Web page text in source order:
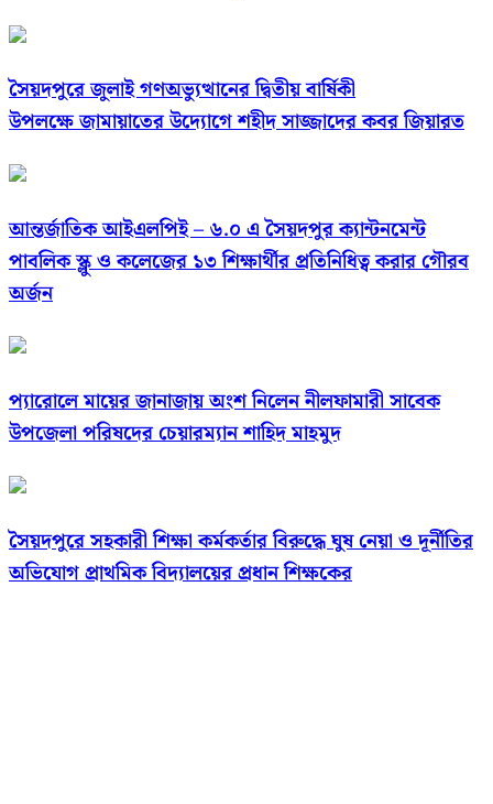
সৈয়দপুরে জুলাই গণঅভ্যুত্থানের দ্বিতীয় বার্ষিকী
উপলক্ষে জামায়াতের উদ্যোগে শহীদ সাজ্জাদের কবর জিয়ারত
আন্তর্জাতিক আইএলপিই – ৬.০ এ সৈয়দপুর ক্যান্টনমেন্ট
পাবলিক স্ক্লু ও কলেজের ১৩ শিক্ষার্থীর প্রতিনিধিত্ব করার গৌরব
অর্জন
প্যারোলে মায়ের জানাজায় অংশ নিলেন নীলফামারী সাবেক
উপজেলা পরিষদের চেয়ারম্যান শাহিদ মাহমুদ
সৈয়দপুরে সহকারী শিক্ষা কর্মকর্তার বিরুদ্ধে ঘুষ নেয়া ও দূর্নীতির
অভিযোগ প্রাথমিক বিদ্যালয়ের প্রধান শিক্ষকের